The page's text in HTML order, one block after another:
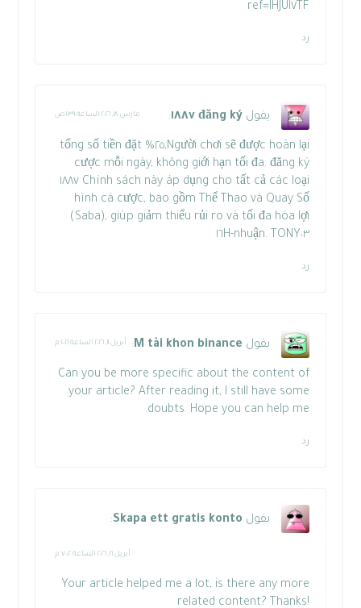
ref=IHJUI٧TF
رد
يقول đăng ký ١٨٨v : مارس ١٨, ٢٠٢٦ الساعة ١:٣٩ ص
Người chơi sẽ được hoàn lại,٢٥% tổng số tiền đặt
cược mỗi ngày, không giới hạn tối đa. đăng ký
١٨٨vChính sách này áp dụng cho tất cả các loại
hình cá cược, bao gồm Thể Thao và Quay Số
(Saba), giúp giảm thiểu rủi ro và tối đa hóa lợi
nhuận. TONY٠٣-١٦H
رد
يقول M tài khon binance
: أبريل ١١, ٢٠٢٦ الساعة ١٠:٢١ م
Can you be more specific about the content of
your article? After reading it, I still have some
doubts. Hope you can help me.
رد
يقول Skapa ett gratis konto
:
أبريل ١٦, ٢٠٢٦ الساعة ٧:٠٢ م
Your article helped me a lot, is there any more
related content? Thanks!